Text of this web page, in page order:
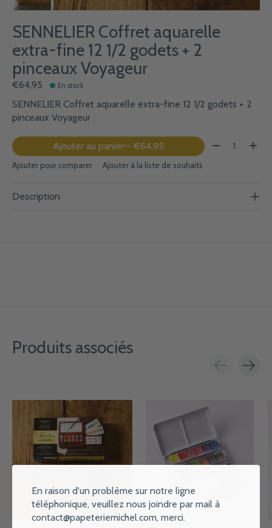
SENNELIER Coffret aquarelle
extra-fine 12 1/2 godets + 2
pinceaux Voyageur
€64,95 En stock
SENNELIER Coffret aquarelle extra-fine 12 1/2 godets + 2
pinceaux Voyageur
Ajouter au panier — €64,95 Quantité:
Ajouter pour comparer Ajouter à la liste de souhaits
Description
Produits associés
En raison d'un problème sur notre ligne
téléphonique, veuillez nous joindre par mail à
contact@papeteriemichel.com, merci.